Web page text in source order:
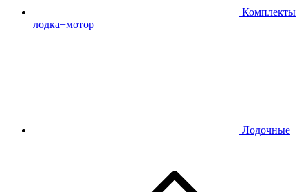
Комплекты
лодка+мотор
Лодочные